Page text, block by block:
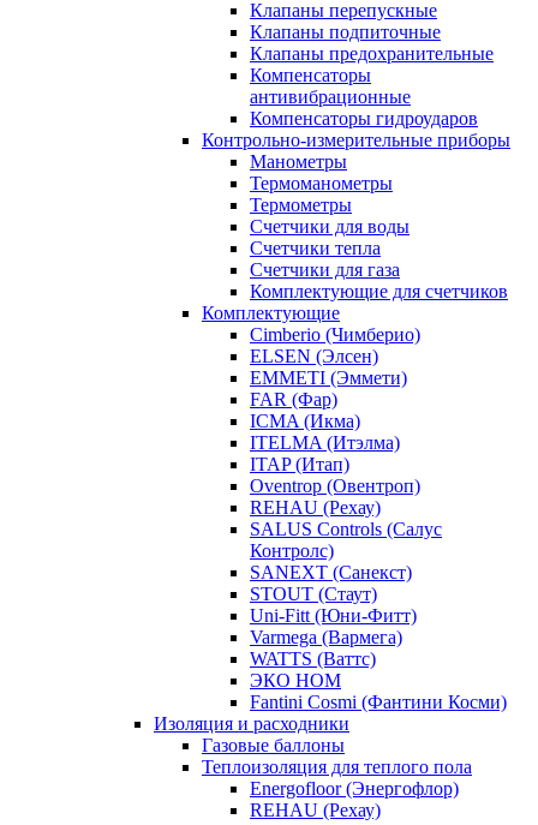
Клапаны перепускные
Клапаны подпиточные
Клапаны предохранительные
Компенсаторы
антивибрационные
Компенсаторы гидроударов
Контрольно-измерительные приборы
Манометры
Термоманометры
Термометры
Счетчики для воды
Счетчики тепла
Счетчики для газа
Комплектующие для счетчиков
Комплектующие
Cimberio (Чимберио)
ELSEN (Элсен)
EMMETI (Эммети)
FAR (Фар)
ICMA (Икма)
ITELMA (Итэлма)
ITAP (Итап)
Oventrop (Овентроп)
REHAU (Рехау)
SALUS Controls (Салус
Контролс)
SANEXT (Санекст)
STOUT (Стаут)
Uni-Fitt (Юни-Фитт)
Varmega (Вармега)
WATTS (Ваттс)
ЭКО НОМ
Fantini Cosmi (Фантини Косми)
Изоляция и расходники
Газовые баллоны
Теплоизоляция для теплого пола
Energofloor (Энергофлор)
REHAU (Рехау)